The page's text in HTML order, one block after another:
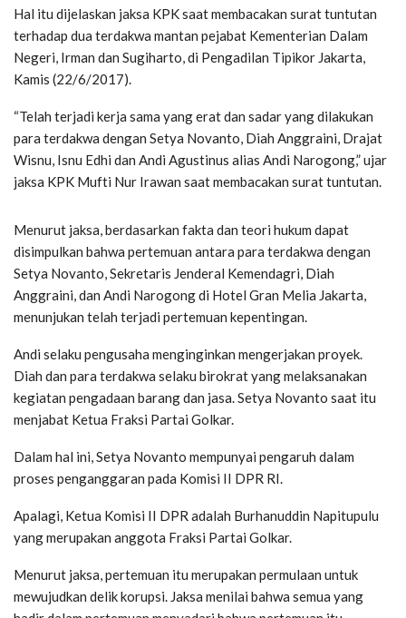
Hal itu dijelaskan jaksa KPK saat membacakan surat tuntutan
terhadap dua terdakwa mantan pejabat Kementerian Dalam
Negeri, Irman dan Sugiharto, di Pengadilan Tipikor Jakarta,
Kamis (22/6/2017).
“Telah terjadi kerja sama yang erat dan sadar yang dilakukan
para terdakwa dengan Setya Novanto, Diah Anggraini, Drajat
Wisnu, Isnu Edhi dan Andi Agustinus alias Andi Narogong,” ujar
jaksa KPK Mufti Nur Irawan saat membacakan surat tuntutan.
Menurut jaksa, berdasarkan fakta dan teori hukum dapat
disimpulkan bahwa pertemuan antara para terdakwa dengan
Setya Novanto, Sekretaris Jenderal Kemendagri, Diah
Anggraini, dan Andi Narogong di Hotel Gran Melia Jakarta,
menunjukan telah terjadi pertemuan kepentingan.
Andi selaku pengusaha menginginkan mengerjakan proyek.
Diah dan para terdakwa selaku birokrat yang melaksanakan
kegiatan pengadaan barang dan jasa. Setya Novanto saat itu
menjabat Ketua Fraksi Partai Golkar.
Dalam hal ini, Setya Novanto mempunyai pengaruh dalam
proses penganggaran pada Komisi II DPR RI.
Apalagi, Ketua Komisi II DPR adalah Burhanuddin Napitupulu
yang merupakan anggota Fraksi Partai Golkar.
Menurut jaksa, pertemuan itu merupakan permulaan untuk
mewujudkan delik korupsi. Jaksa menilai bahwa semua yang